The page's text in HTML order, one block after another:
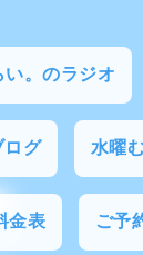
い。のラジオ
ログ 水曜
金表 ご予